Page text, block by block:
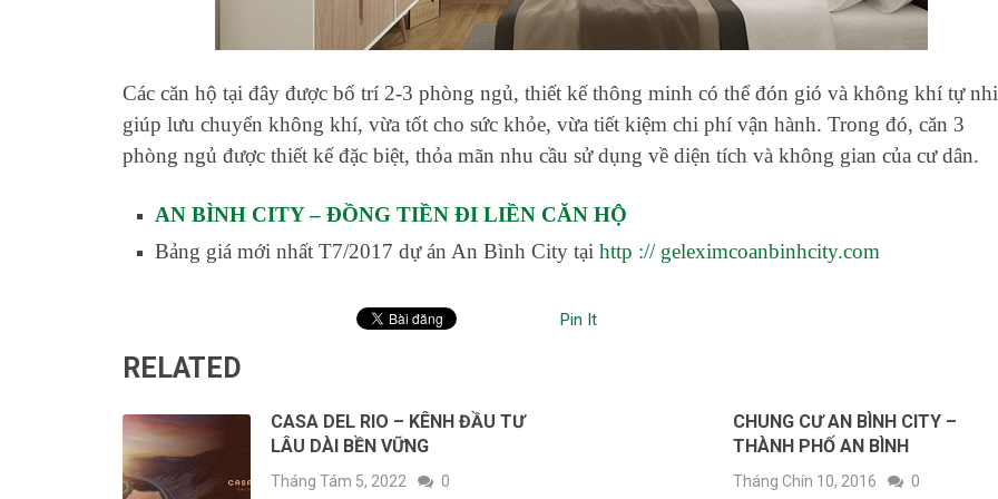
Các căn hộ tại đây được bố trí 2-3 phòng ngủ, thiết kế thông minh có thể đón gió và không khí tự
giúp lưu chuyển không khí, vừa tốt cho sức khỏe, vừa tiết kiệm chi phí vận hành. Trong đó, căn 3
phòng ngủ được thiết kế đặc biệt, thỏa mãn nhu cầu sử dụng về diện tích và không gian của cư dân.
AN BÌNH CITY – ĐỒNG TIỀN ĐI LIỀN CĂN HỘ
Bảng giá mới nhất T7/2017 dự án An Bình City tại http :// geleximcoanbinhcity.com
Pin It
RELATED
CASA DEL RIO – KÊNH ĐẦU TƯ
LÂU DÀI BỀN VỮNG
Tháng Tám 5, 2022 0
CHUNG CƯ AN BÌNH CITY –
THÀNH PHỐ AN BÌNH
Tháng Chín 10, 2016 0